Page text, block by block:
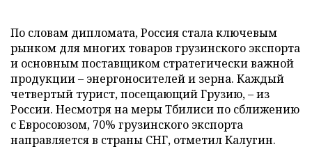
По словам дипломата, Россия стала ключевым
рынком для многих товаров грузинского экспорта
и основным поставщиком стратегически важной
продукции – энергоносителей и зерна. Каждый
четвертый турист, посещающий Грузию, – из
России. Несмотря на меры Тбилиси по сближению
с Евросоюзом, 70% грузинского экспорта
направляется в страны СНГ, отметил Калугин.